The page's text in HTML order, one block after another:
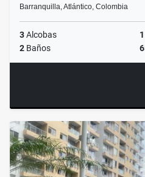
Barranquilla, Atlántico, Colombia
3Alcobas 1
2 Baños